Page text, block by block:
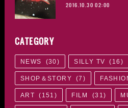
2016.10.30 02:00
CATEGORY
NEWS (30) SILLY TV ( 16 )
SHOP＆STORY (7 )
ART ( 151 ) FILM (31)